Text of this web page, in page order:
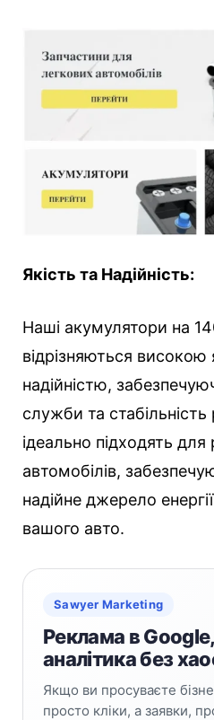
Якість та Надійність:
Наші акумулятори на
відрізняються високою
надійністю,
служби та
ідеально підходять
автомобілів,
надійне джерело
вашого авто.
Sawyer Marketing
Реклама в
аналітика без
Якщо ви просуваєте
просто кліки, а заявки,